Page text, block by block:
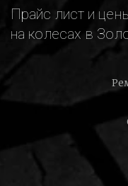
Прайс лист и
на колесах в